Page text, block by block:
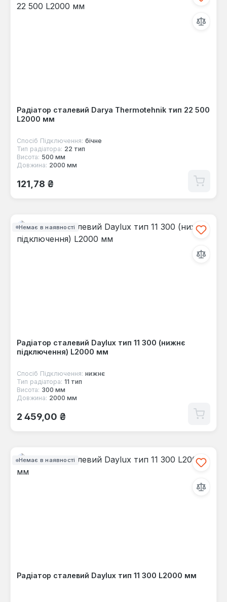
Радіатор сталевий Darya Thermotehnik тип 22 500
L2000 мм
Спосіб Підключення: бічне
Тип радіатора: 22 тип
Висота: 500 мм
Довжина: 2000 мм
Звичайна ціна:
121,78 ₴
Немає в наявності
Радіатор сталевий Daylux тип 11 300 (нижнє
підключення) L2000 мм
Спосіб Підключення: нижнє
Тип радіатора: 11 тип
Висота: 300 мм
Довжина: 2000 мм
Звичайна ціна:
2 459,00 ₴
Немає в наявності
Радіатор сталевий Daylux тип 11 300 L2000 мм